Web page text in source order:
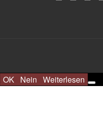
OK Nein Weiterlesen